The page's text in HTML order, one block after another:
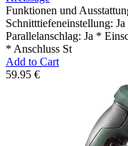
Funktionen und
Schnitttiefeneinstellung:
Parallelanschlag: Ja *
* Anschluss St
Add to Cart
59.95 €